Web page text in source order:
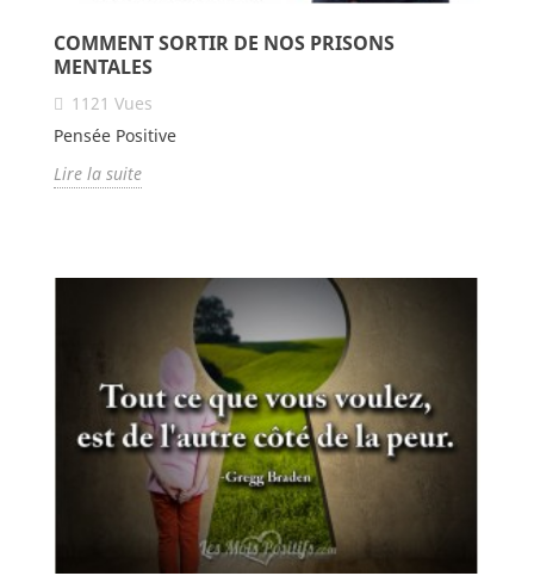
COMMENT SORTIR DE NOS PRISONS
MENTALES
1121 Vues
Pensée Positive
Lire la suite